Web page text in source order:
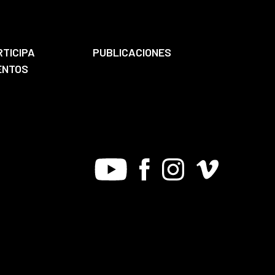
PUBLICACIONES
Youtube FacebookInstagram
Vimeo